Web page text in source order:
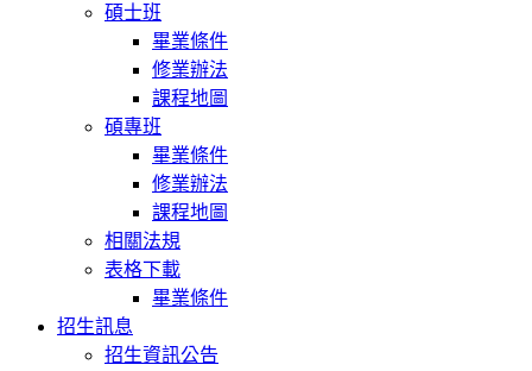
碩士班
畢業條件
修業辦法
課程地圖
碩專班
畢業條件
修業辦法
課程地圖
相關法規
表格下載
畢業條件
招生訊息
招生資訊公告